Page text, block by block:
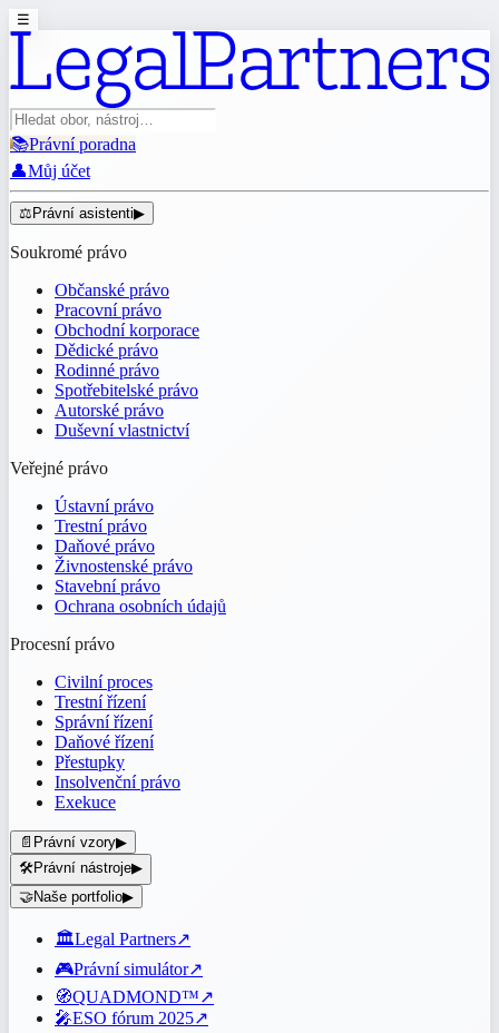
☰
📚Právní poradna
👤Můj účet
⚖️ Právní asistenti▶
Soukromé právo
Občanské právo
Pracovní právo
Obchodní korporace
Dědické právo
Rodinné právo
Spotřebitelské právo
Autorské právo
Duševní vlastnictví
Veřejné právo
Ústavní právo
Trestní právo
Daňové právo
Živnostenské právo
Stavební právo
Ochrana osobních údajů
Procesní právo
Civilní proces
Trestní řízení
Správní řízení
Daňové řízení
Přestupky
Insolvenční právo
Exekuce
📄 Právní vzory▶
🛠️Právní nástroje▶
🤝Naše portfolio▶
🏛️Legal Partners↗
🎮Právní simulátor↗
🧭QUADMOND™↗
🎤ESO fórum 2025↗